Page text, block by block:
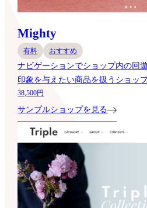
Mighty
有料 おすすめ
ナビゲーションでショップ内の回
印象を与えたい商品を扱うショッ
38,500円
サンプルショップを見る